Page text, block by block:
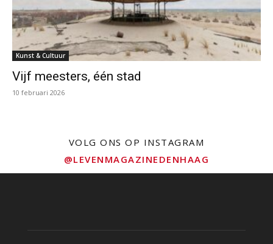
Kunst & Cultuur
Vijf meesters, één stad
10 februari 2026
VOLG ONS OP INSTAGRAM
@LEVENMAGAZINEDENHAAG